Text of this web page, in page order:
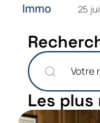
Immo 25
Les